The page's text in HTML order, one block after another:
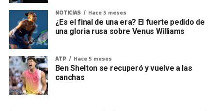
NOTICIAS Hace 5 meses
¿Es el final de una era? El fuerte pedido de
una gloria rusa sobre Venus Williams
ATP Hace 5 meses
Ben Shelton se recuperó y vuelve a las
canchas